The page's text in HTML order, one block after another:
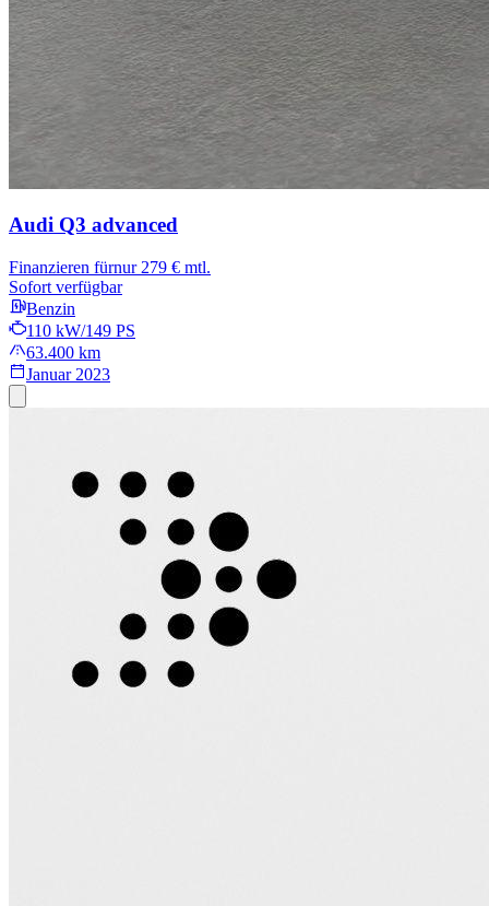
Audi Q3 advanced
Finanzieren fürnur 279 € mtl.
Sofort verfügbar
Benzin
110 kW/149 PS
63.400 km
Januar 2023